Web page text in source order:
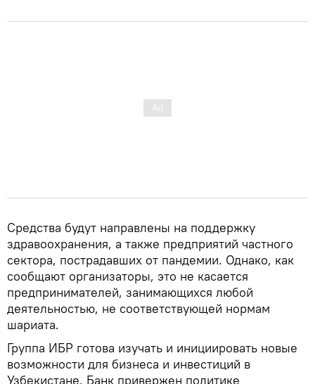
Средства будут направлены на поддержку
здравоохранения, а также предприятий частного
сектора, пострадавших от пандемии. Однако, как
сообщают организаторы, это не касается
предпринимателей, занимающихся любой
деятельностью, не соответствующей нормам
шариата.
Группа ИБР готова изучать и инициировать новые
возможности для бизнеса и инвестиций в
Узбекистане. Банк привержен политике